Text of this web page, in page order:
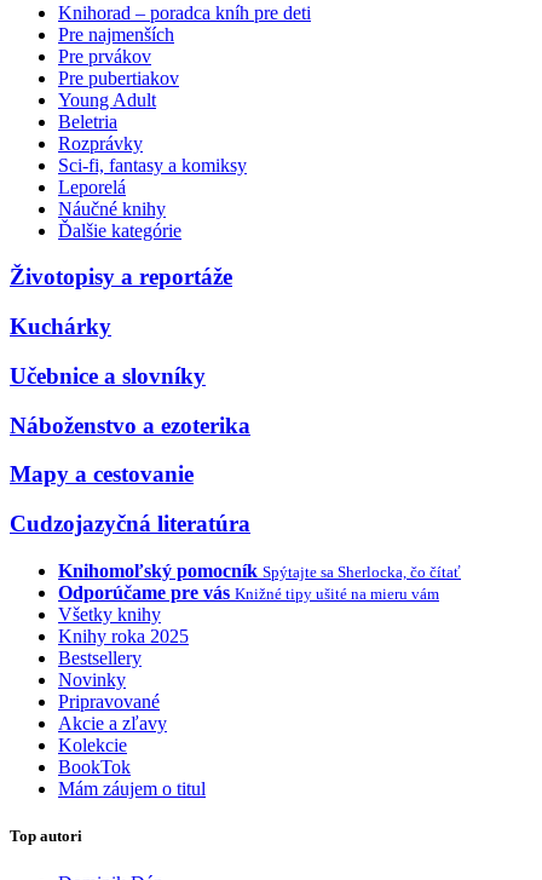
Knihorad – poradca kníh pre deti
Pre najmenších
Pre prvákov
Pre pubertiakov
Young Adult
Beletria
Rozprávky
Sci-fi, fantasy a komiksy
Leporelá
Náučné knihy
Ďalšie kategórie
Životopisy a reportáže
Kuchárky
Učebnice a slovníky
Náboženstvo a ezoterika
Mapy a cestovanie
Cudzojazyčná literatúra
Knihomoľský pomocník Spýtajte sa Sherlocka, čo čítať
Odporúčame pre vás Knižné tipy ušité na mieru vám
Všetky knihy
Knihy roka 2025
Bestsellery
Novinky
Pripravované
Akcie a zľavy
Kolekcie
BookTok
Mám záujem o titul
Top autori